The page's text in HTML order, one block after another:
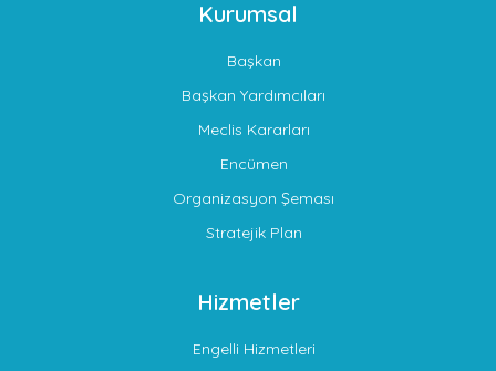
Kurumsal
Başkan
Başkan Yardımcıları
Meclis Kararları
Encümen
Organizasyon Şeması
Stratejik Plan
Hizmetler
Engelli Hizmetleri